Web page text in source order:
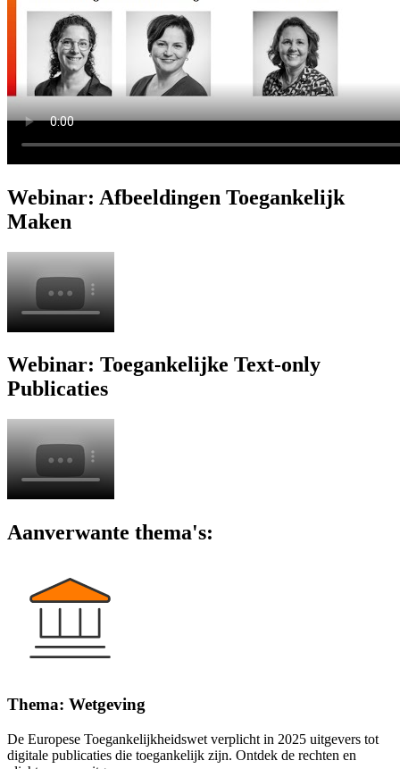
Webinar: Afbeeldingen Toegankelijk
Maken
Webinar: Toegankelijke Text-only
Publicaties
Aanverwante thema's:
Thema: Wetgeving
De Europese Toegankelijkheidswet verplicht in 2025 uitgevers tot
digitale publicaties die toegankelijk zijn. Ontdek de rechten en